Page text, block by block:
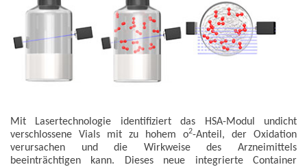
Mit Lasertechnologie identifiziert das HSA-Modul undicht
verschlossene Vials mit zu hohem o2-Anteil, der Oxidation
verursachen und die Wirkweise des Arzneimittels
beeinträchtigen kann. Dieses neue integrierte Container